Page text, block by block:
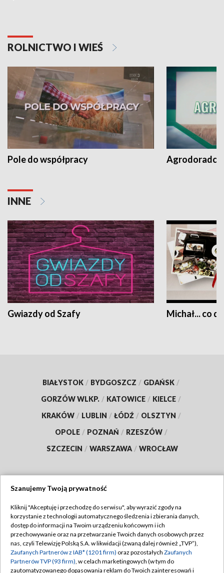
ROLNICTWO I WIEŚ
Pole do współpracy Agrodoradcy
INNE
Gwiazdy od Szafy Michał... co
BIAŁYSTOK / BYDGOSZCZ / GDAŃSK /
GORZÓW WLKP. / KATOWICE / KIELCE /
KRAKÓW / LUBLIN / ŁÓDŹ / OLSZTYN /
OPOLE / POZNAŃ / RZESZÓW /
SZCZECIN / WARSZAWA / WROCŁAW
TVP
Abonament TVP
Emisja w TVP
Centrum informacji TVP
Regulamin TVP
Polityka prywatności
Moje zgody
Szanujemy Twoją prywatność
Kliknij "Akceptuję i przechodzę do serwisu", aby wyrazić zgody na
korzystanie z technologii automatycznego śledzenia i zbierania danych,
dostęp do informacji na Twoim urządzeniu końcowym i ich
przechowywanie oraz na przetwarzanie Twoich danych osobowych przez
nas, czyli Telewizję Polską S.A. w likwidacji (zwaną dalej również „TVP”),
Zaufanych Partnerów z IAB* (1201 firm) oraz pozostałych Zaufanych
Partnerów TVP (93 firm), w celach marketingowych (w tym do
zautomatyzowanego dopasowania reklam do Twoich zainteresowań i